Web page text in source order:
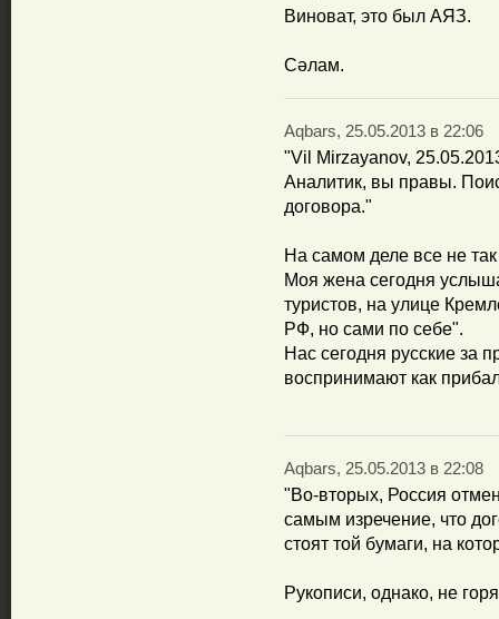
Виноват, это был АЯЗ.
Сәлам.
Aqbars, 25.05.2013 в 22:06
"Vil Mirzayanov,
Аналитик, вы правы.
договора."
На самом деле все не
Моя жена сегодня
туристов, на улице
РФ, но сами по себе".
Нас сегодня русские за
воспринимают как
Aqbars, 25.05.2013 в 22:08
"Во-вторых, Россия
самым изречение, что
стоят той бумаги, на
Рукописи, однако, не